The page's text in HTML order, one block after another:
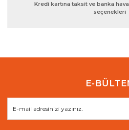
Kredi kartına taksit ve banka
seçenekleri
E-